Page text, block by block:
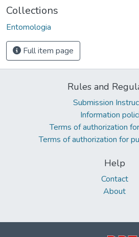
Collections
Entomologia
Full item page
Rules and
Submission
Information
Terms of authorization
Terms of authorization for
Help
Contact
About